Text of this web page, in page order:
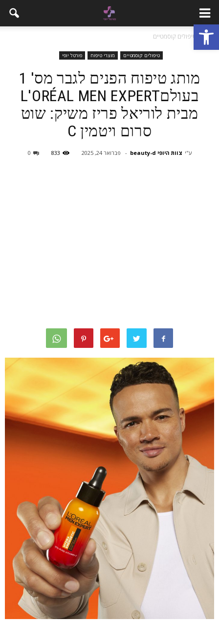
פתח סרגל נגישות
בית טיפולים קוסמטיים
טיפולים קוסמטיים מוצרי טיפוח פורטל יופי
מותג טיפוח הפנים לגבר מס' 1
בעולםL'ORÉAL MEN EXPERT
מבית לוריאל פריז משיק: שוט
סרום ויטמין C
ע"י צוות היופי beauty-d - פברואר 24, 2025 833
0